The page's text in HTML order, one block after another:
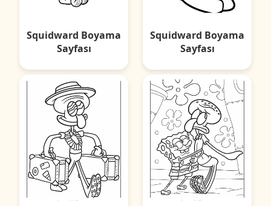
Squidward Boyama
Sayfası
Squidward Boyama
Sayfası